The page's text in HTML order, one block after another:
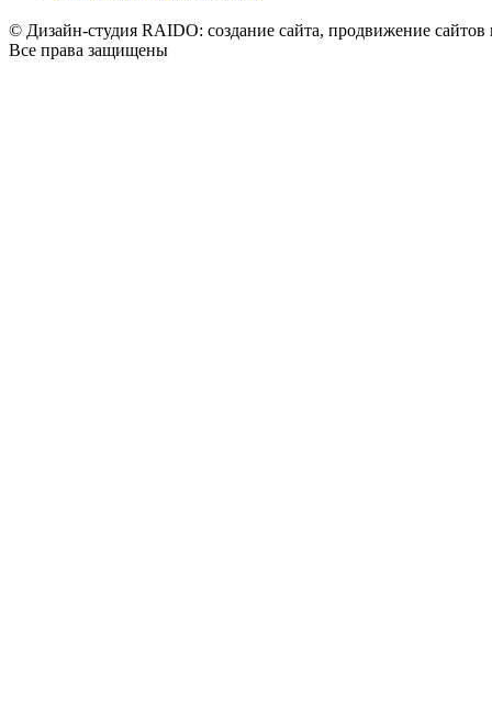
© Дизайн-студия RAIDO: создание сайта, продвижение сайтов
Все права защищены